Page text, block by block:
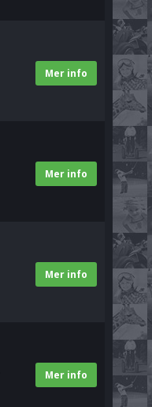
Mer info
Mer info
Mer info
Mer info